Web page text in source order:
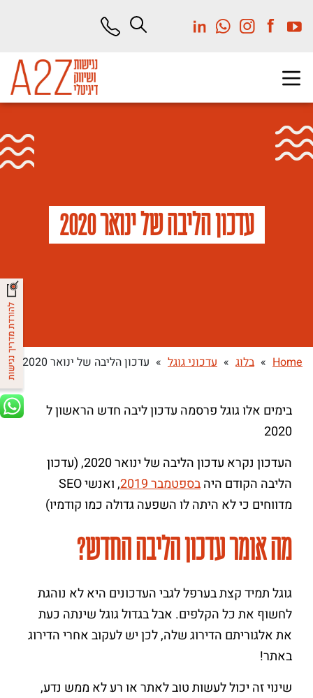
עדכון הליבה של ינואר 2020
Home
» בלוג » עדכוני גוגל » עדכון הליבה של ינואר 2020
בימים אלו גוגל פרסמה עדכון ליבה חדש הראשון ל
2020
העדכון נקרא עדכון הליבה של ינואר 2020, (עדכון
הליבה הקודם היהבספטמבר 2019
, ואנשי SEO
מדווחים כי לא היתה לו השפעה גדולה כמו קודמיו)
מה אומר עדכון הליבה החדש?
גוגל תמיד קצת בערפל לגבי העדכונים היא לא נוהגת
לחשוף את כל הקלפים. אבל בגדול גוגל שינתה כעת
את אלגוריתם הדירוג שלה, לכן יש לעקוב אחרי הדירוג
באתר!
שינוי זה יכול לעשות טוב לאתר או רע לא ממש נדע,